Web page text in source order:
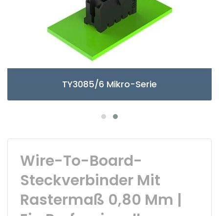
TY3085/6 Mikro-Serie
Wire-To-Board-
Steckverbinder Mit
Rastermaß 0,80 Mm |